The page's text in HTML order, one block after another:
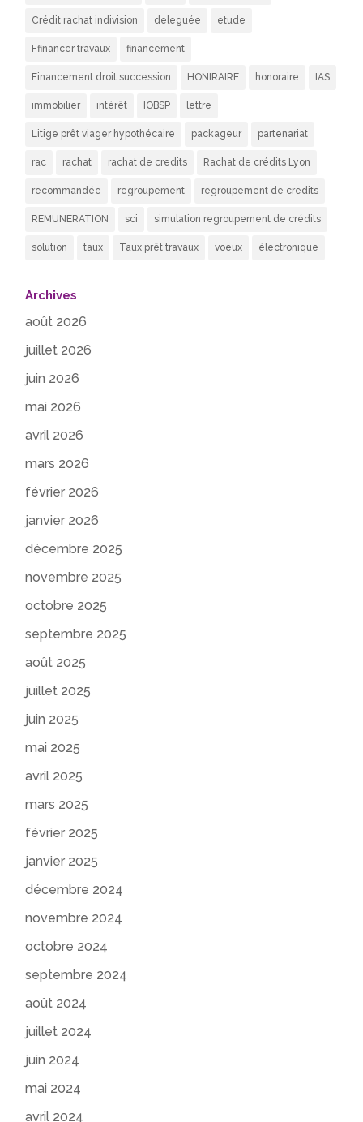
Crédit rachat indivision deleguée etude
Ffinancer travaux financement
Financement droit succession HONIRAIRE honoraire IAS
immobilier intérêt IOBSP lettre
Litige prêt viager hypothécaire packageur partenariat
rac rachat rachat de credits Rachat de crédits Lyon
recommandée regroupement regroupement de credits
REMUNERATION sci simulation regroupement de crédits
solution taux Taux prêt travaux voeux électronique
Archives
août 2026
juillet 2026
juin 2026
mai 2026
avril 2026
mars 2026
février 2026
janvier 2026
décembre 2025
novembre 2025
octobre 2025
septembre 2025
août 2025
juillet 2025
juin 2025
mai 2025
avril 2025
mars 2025
février 2025
janvier 2025
décembre 2024
novembre 2024
octobre 2024
septembre 2024
août 2024
juillet 2024
juin 2024
mai 2024
avril 2024